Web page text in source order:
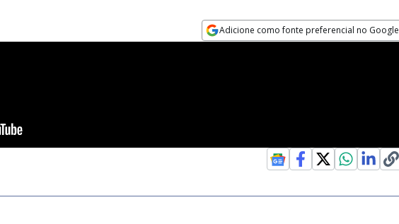
Adicione como fonte preferencial no Google